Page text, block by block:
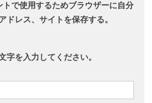
トで使用するためブラウザーに自分
ドレス、サイトを保存する。
字を入力してください。